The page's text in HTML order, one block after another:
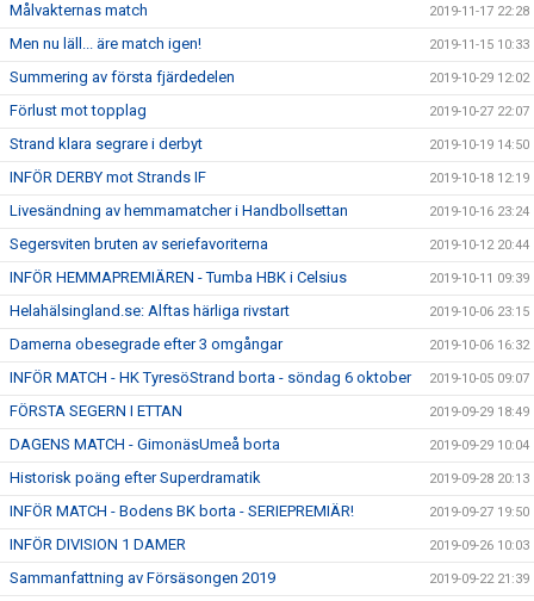
Målvakternas match 2019-11-17 22:28
Men nu läll... äre match igen! 2019-11-15 10:33
Summering av första fjärdedelen 2019-10-29 12:02
Förlust mot topplag 2019-10-27 22:07
Strand klara segrare i derbyt 2019-10-19 14:50
INFÖR DERBY mot Strands IF 2019-10-18 12:19
Livesändning av hemmamatcher i Handbollsettan 2019-10-16 23:24
Segersviten bruten av seriefavoriterna 2019-10-12 20:44
INFÖR HEMMAPREMIÄREN - Tumba HBK i Celsius 2019-10-11 09:39
Helahälsingland.se: Alftas härliga rivstart 2019-10-06 23:15
Damerna obesegrade efter 3 omgångar 2019-10-06 16:32
INFÖR MATCH - HK TyresöStrand borta - söndag 6 oktober 2019-10-05 09:07
FÖRSTA SEGERN I ETTAN 2019-09-29 18:49
DAGENS MATCH - GimonäsUmeå borta 2019-09-29 10:04
Historisk poäng efter Superdramatik 2019-09-28 20:13
INFÖR MATCH - Bodens BK borta - SERIEPREMIÄR! 2019-09-27 19:50
INFÖR DIVISION 1 DAMER 2019-09-26 10:03
Sammanfattning av Försäsongen 2019 2019-09-22 21:39